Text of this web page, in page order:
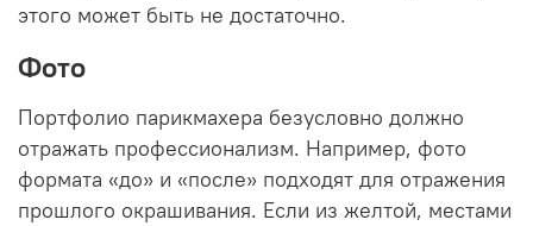
этого может быть не достаточно.
Фото
Портфолио парикмахера безусловно должно
отражать профессионализм. Например, фото
формата «до» и «после» подходят для отражения
прошлого окрашивания. Если из желтой, местами